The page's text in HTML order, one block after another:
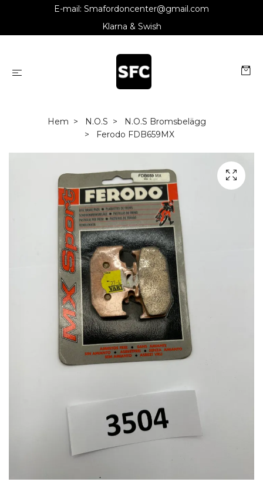
E-mail: Smafordoncenter@gmail.com
Klarna & Swish
Hem N.O.S
N.O.S Bromsbelägg
Ferodo FDB659MX